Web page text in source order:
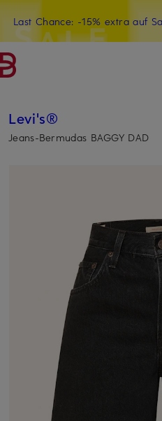
ZUM HAUPTINHALT ÜBERSPRINGEN
Last Chance: -15% extra auf
15€-Willkommensgutschein
Levi's®
Jeans-Bermudas BAGGY DAD